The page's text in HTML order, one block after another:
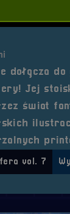
dołącza do
Jej
świat
vol. 7